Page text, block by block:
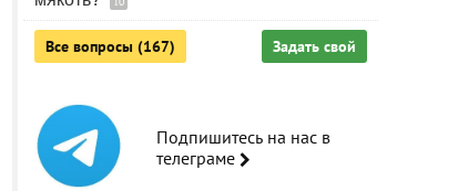
Все вопросы (167) Задать свой
Подпишитесь на нас в
телеграме